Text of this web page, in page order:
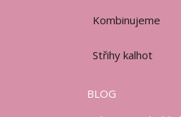
Kombinujeme
Střihy kalhot
BLOG